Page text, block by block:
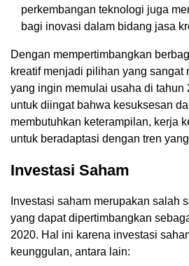
perkembangan teknologi juga
bagi inovasi dalam bidang jasa
Dengan mempertimbangkan
kreatif menjadi pilihan yang sangat
yang ingin memulai usaha di tahun
untuk diingat bahwa kesuksesan
membutuhkan keterampilan, kerja
untuk beradaptasi dengan tren
Investasi Saham
Investasi saham merupakan salah
yang dapat dipertimbangkan
2020. Hal ini karena investasi
keunggulan, antara lain: